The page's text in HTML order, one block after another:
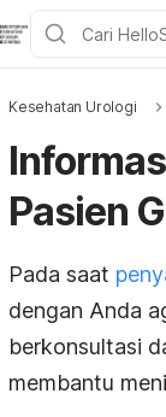
Kesehatan Urologi
Pasien
Pada saat
dengan Anda
berkonsultasi
membantu